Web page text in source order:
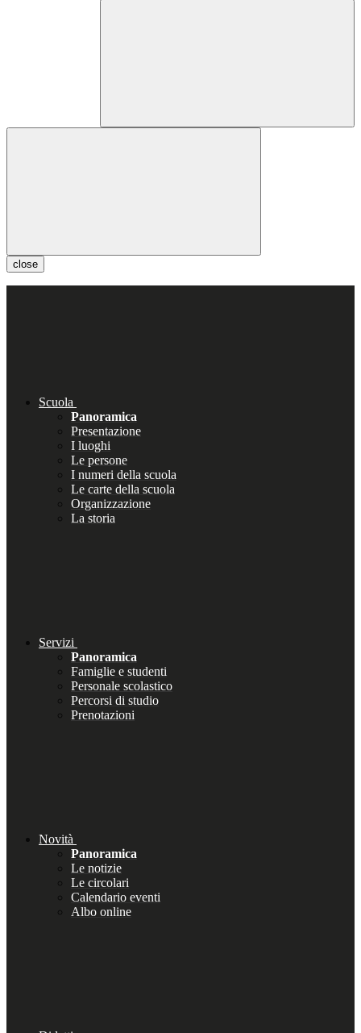
close
Scuola
Panoramica
Presentazione
I luoghi
Le persone
I numeri della scuola
Le carte della scuola
Organizzazione
La storia
Servizi
Panoramica
Famiglie e studenti
Personale scolastico
Percorsi di studio
Prenotazioni
Novità
Panoramica
Le notizie
Le circolari
Calendario eventi
Albo online